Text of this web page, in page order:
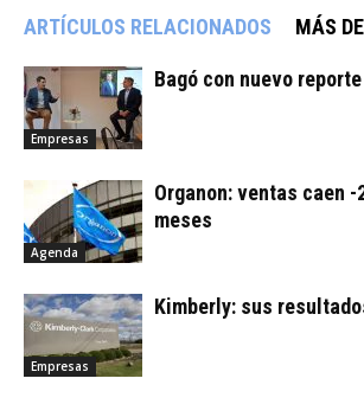
ARTÍCULOS RELACIONADOS MÁS
Empresas
Bagó con nuevo
Agenda
Organon: ventas caen -
meses
Empresas
Kimberly: sus